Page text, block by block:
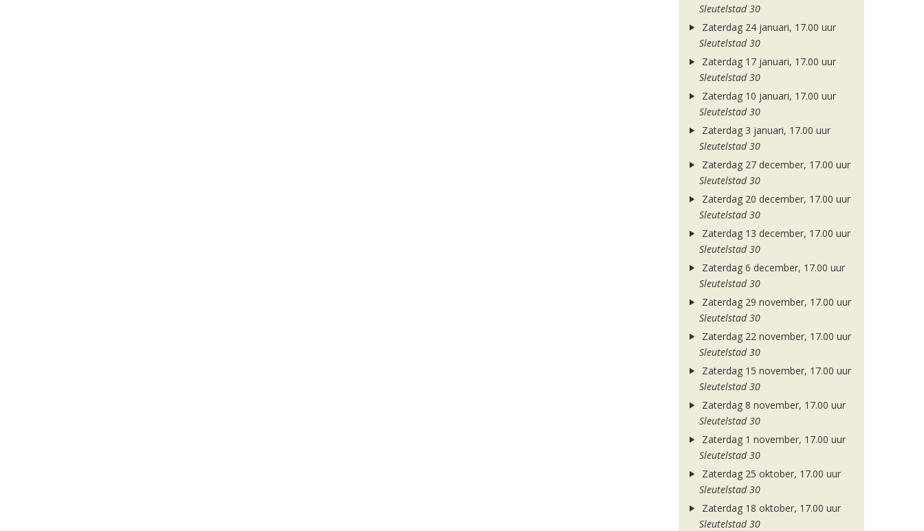
Sleutelstad 30
Zaterdag 24 januari, 17.00 uur
Sleutelstad 30
Zaterdag 17 januari, 17.00 uur
Sleutelstad 30
Zaterdag 10 januari, 17.00 uur
Sleutelstad 30
Zaterdag 3 januari, 17.00 uur
Sleutelstad 30
Zaterdag 27 december, 17.00 uur
Sleutelstad 30
Zaterdag 20 december, 17.00 uur
Sleutelstad 30
Zaterdag 13 december, 17.00 uur
Sleutelstad 30
Zaterdag 6 december, 17.00 uur
Sleutelstad 30
Zaterdag 29 november, 17.00 uur
Sleutelstad 30
Zaterdag 22 november, 17.00 uur
Sleutelstad 30
Zaterdag 15 november, 17.00 uur
Sleutelstad 30
Zaterdag 8 november, 17.00 uur
Sleutelstad 30
Zaterdag 1 november, 17.00 uur
Sleutelstad 30
Zaterdag 25 oktober, 17.00 uur
Sleutelstad 30
Zaterdag 18 oktober, 17.00 uur
Sleutelstad 30